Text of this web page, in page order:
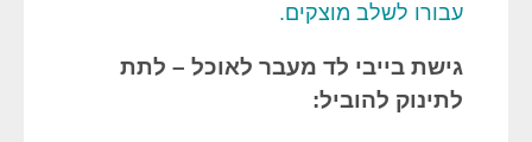
עבורו לשלב מוצקים.
גישת בייבי לד מעבר לאוכל – לתת
לתינוק להוביל: